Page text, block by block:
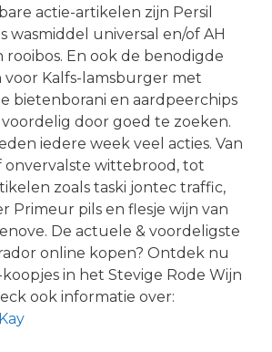
actie-artikelen zijn Persil
wasmiddel universal en/of AH
rooibos. En ook de benodigde
voor Kalfs-lamsburger met
bietenborani en aardpeerchips
door goed te zoeken.
iedere week veel acties. Van
onvervalste wittebrood, tot
zoals taski jontec traffic,
Primeur pils en flesje wijn van
De actuele & voordeligste
online kopen? Ontdek nu
in het Stevige Rode Wijn
ook informatie over: